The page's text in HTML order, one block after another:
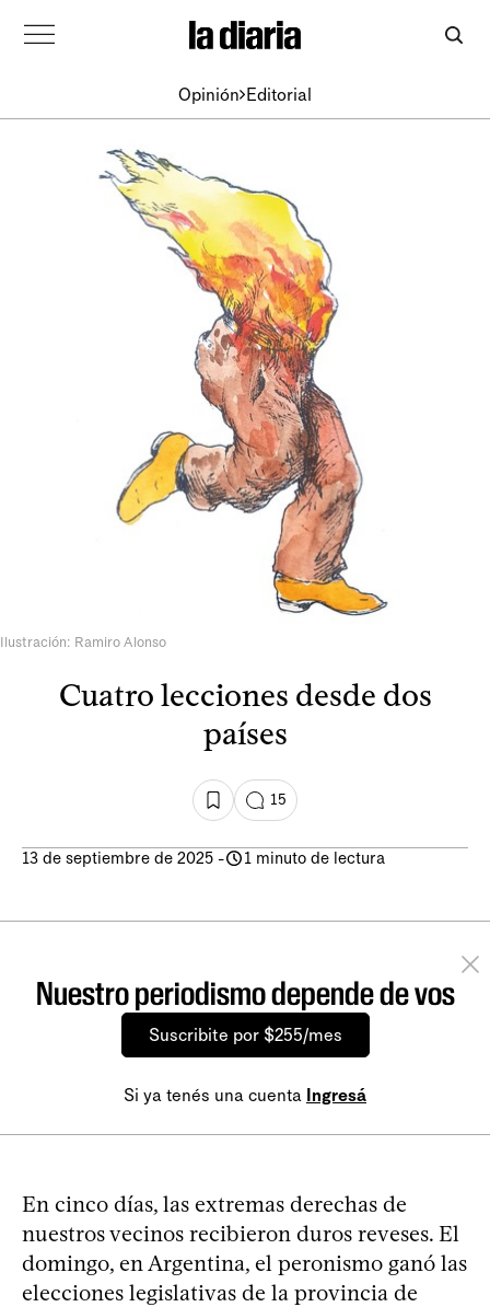
Opinión Editorial
Ilustración: Ramiro Alonso
Cuatro lecciones desde dos
países
15
13 de septiembre de 2025 - 1 minuto de lectura
Nuestro periodismo depende de vos
Suscribite por $255/mes
Si ya tenés una cuenta Ingresá
En cinco días, las extremas derechas de
nuestros vecinos recibieron duros reveses. El
domingo, en Argentina, el peronismo ganó las
elecciones legislativas de la provincia de